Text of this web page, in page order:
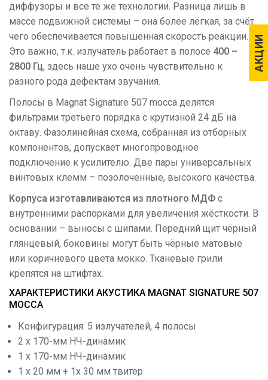
АКЦИИ
АКЦИИ
диффузоры и все те же технологии. Разница лишь в
массе подвижной системы – она более лёгкая, за счёт
чего обеспечивается повышенная скорость реакции.
Это важно, т.к. излучатель работает в полосе 400 –
2800 Гц, здесь наше ухо очень чувствительно к
разного рода дефектам звучания.
Полосы в Magnat Signature 507 mocca делятся
фильтрами третьего порядка с крутизной 24 дБ на
октаву. Фазолинейная схема, собранная из отборных
компонентов, допускает многопроводное
подключение к усилителю. Две пары универсальных
винтовых клемм – позолоченные, высокого качества.
Корпуса изготавливаются из плотного МДФ с
внутренними распорками для увеличения жёсткости. В
основании – выносы с шипами. Передний щит чёрный
глянцевый, боковины могут быть чёрные матовые
или коричневого цвета мокко. Тканевые грили
крепятся на штифтах.
ХАРАКТЕРИСТИКИ АКУСТИКА MAGNAT SIGNATURE 507
MOCCA
Конфигурация: 5 излучателей, 4 полосы
2 x 170-мм НЧ-динамик
1 х 170-мм НЧ-динамик
1 x 20 мм + 1x 30 мм твитер